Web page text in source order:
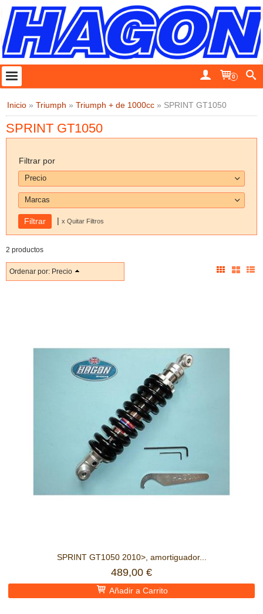
0
Inicio » Triumph » Triumph + de 1000cc » SPRINT GT1050
SPRINT GT1050
Filtrar por
Precio
Marcas
| x Quitar Filtros
2 productos
Ordenar por: Precio
SPRINT GT1050 2010>, amortiguador...
489,00 €
Añadir a Carrito